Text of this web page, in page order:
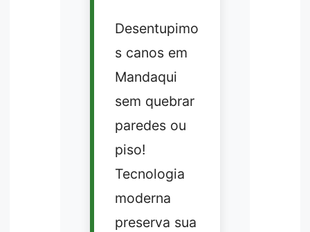
Desentupimo
s canos em
Mandaqui
sem quebrar
paredes ou
piso!
Tecnologia
moderna
preserva sua